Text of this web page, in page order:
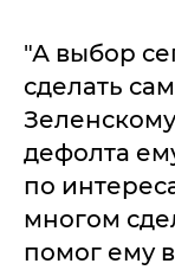
"А выбор
сделать
дефолта
по
многом
помог ему